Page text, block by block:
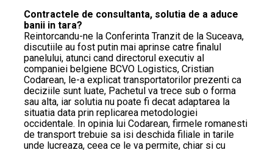
Contractele de consultanta, solutia de a aduce
banii in tara?
Reintorcandu-ne la Conferinta Tranzit de la Suceava,
discutiile au fost putin mai aprinse catre finalul
panelului, atunci cand directorul executiv al
companiei belgiene BCVO Logistics, Cristian
Codarean, le-a explicat transportatorilor prezenti ca
deciziile sunt luate, Pachetul va trece sub o forma
sau alta, iar solutia nu poate fi decat adaptarea la
situatia data prin replicarea metodologiei
occidentale. In opinia lui Codarean, firmele romanesti
de transport trebuie sa isi deschida filiale in tarile
unde lucreaza, ceea ce le va permite, chiar si cu